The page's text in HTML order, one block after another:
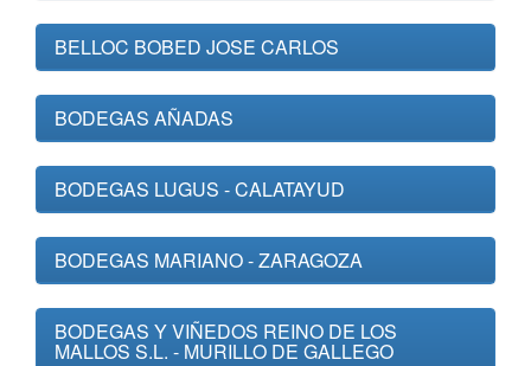
BELLOC BOBED JOSE CARLOS
BODEGAS AÑADAS
BODEGAS LUGUS - CALATAYUD
BODEGAS MARIANO - ZARAGOZA
BODEGAS Y VIÑEDOS REINO DE LOS
MALLOS S.L. - MURILLO DE GALLEGO